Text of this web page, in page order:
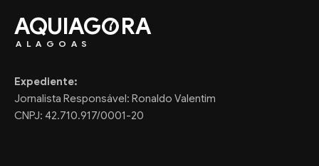
AQUIAG RA
ALAGOAS
Expediente:
Jornalista Responsável: Ronaldo Valentim
CNPJ: 42.710.917/0001-20